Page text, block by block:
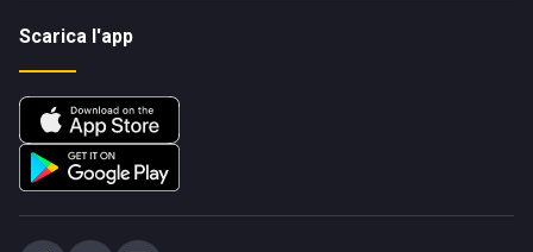
Scarica l'app